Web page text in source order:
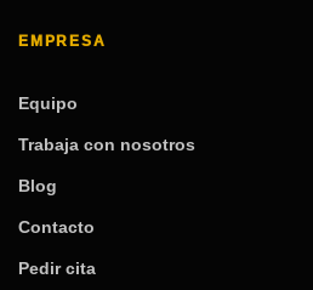
EMPRESA
Equipo
Trabaja con nosotros
Blog
Contacto
Pedir cita